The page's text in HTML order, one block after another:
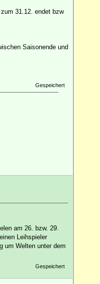
31.12. endet bzw
Saisonende und
Gespeichert
am 26. bzw. 29.
Leihspieler
um Welten unter dem
Gespeichert